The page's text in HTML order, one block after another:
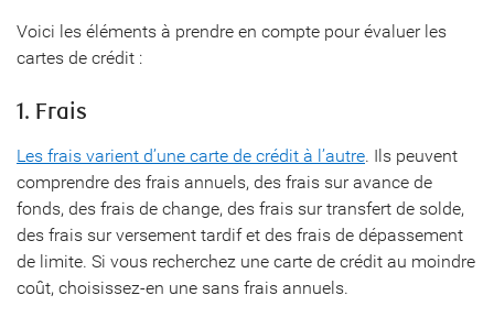
Voici les éléments à prendre en compte pour évaluer les
cartes de crédit :
1. Frais
Les frais varient d’une carte de crédit à l’autre. Ils peuvent
comprendre des frais annuels, des frais sur avance de
fonds, des frais de change, des frais sur transfert de solde,
des frais sur versement tardif et des frais de dépassement
de limite. Si vous recherchez une carte de crédit au moindre
coût, choisissez-en une sans frais annuels.